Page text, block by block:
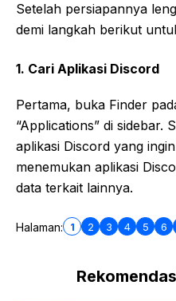
Setelah persiapannya
demi langkah berikut
1. Cari Aplikasi Discord
Pertama, buka Finder
“Applications” di sidebar.
aplikasi Discord yang
menemukan aplikasi
data terkait lainnya.
Halaman: 1 2 3 4 5 6